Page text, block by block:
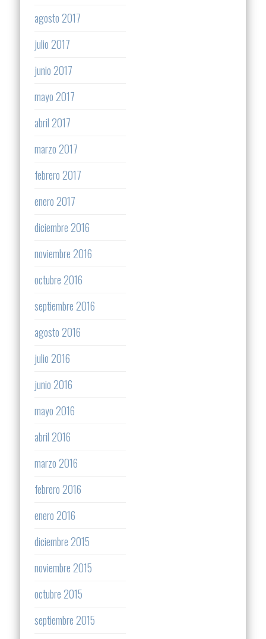
agosto 2017
julio 2017
junio 2017
mayo 2017
abril 2017
marzo 2017
febrero 2017
enero 2017
diciembre 2016
noviembre 2016
octubre 2016
septiembre 2016
agosto 2016
julio 2016
junio 2016
mayo 2016
abril 2016
marzo 2016
febrero 2016
enero 2016
diciembre 2015
noviembre 2015
octubre 2015
septiembre 2015